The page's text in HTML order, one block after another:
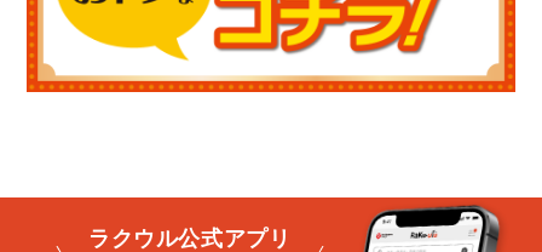
ラクウル公式アプリ